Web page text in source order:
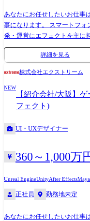
しますので、不明点や困りごと
境・利用ツール ・デザイン作
ケーション: Slack, Google
notion その他環境 ・メリハリのある働き方を大切にしております。 出社
とリモートのハイブリッド型
務を行っています。 ・残業に
れた時間で生産性高く業務を
時間は20時間程度となってい
あなたにお任せしたいお仕事
事になります。 スマートフォ
発・運営にエフェクトを主に担当頂きます。 ・
└攻撃(打撃、斬撃、突撃など) └バフ、デバフ(強化、弱体など) └状態異
常(毒、混乱など) └背景(吹雪、火山など) └演出(必殺技、勝利、敗北、ガ
る業務 ※上記全てではなく、
業務を担当頂きます。 バンダイナムコグループ、セガグループ、コナミ
など、ゲーム業界を牽引する
ジェクトに参画して頂き、1
詳細を見る
株式会社エクストリーム
NEW
【紹介会社/大阪】
フェクト)
UI・UXデザイナー
360～1,000万
Unreal EngineUnityAfter EffectsMaya
正社員 勤務地未定
あなたにお任せしたいお仕事